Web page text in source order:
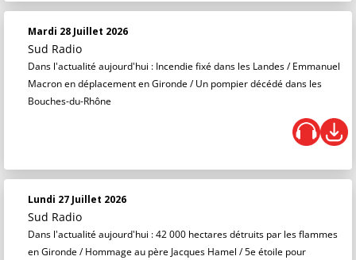
Mardi 28 Juillet 2026
Sud Radio
Dans l'actualité aujourd'hui : Incendie fixé dans les Landes / Emmanuel
Macron en déplacement en Gironde / Un pompier décédé dans les
Bouches-du-Rhône
Lundi 27 Juillet 2026
Sud Radio
Dans l'actualité aujourd'hui : 42 000 hectares détruits par les flammes
en Gironde / Hommage au père Jacques Hamel / 5e étoile pour